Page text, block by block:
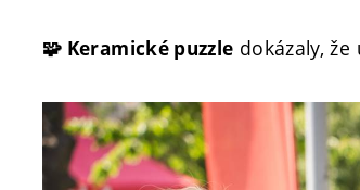
🧩 Keramické puzzle dokázaly,